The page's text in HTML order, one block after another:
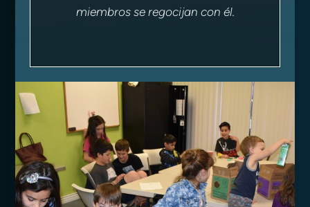
miembros se regocijan con él.